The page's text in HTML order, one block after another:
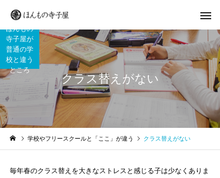
クラス替えがない
ほんもの
寺子屋が
普通の学
校と違う
ところ
学校やフリースクールと「ここ」が違う クラス替えがない
毎年春のクラス替えを大きなストレスと感じる子は少なくありま